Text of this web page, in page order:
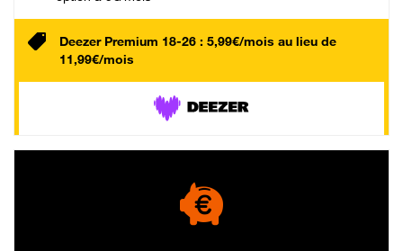
Deezer Premium 18-26 : 5,99€/mois au lieu de
11,99€/mois